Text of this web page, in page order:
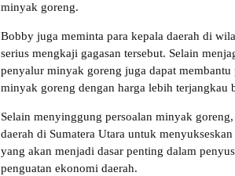
minyak goreng.
Bobby juga meminta para kepala daerah di
serius mengkaji gagasan tersebut. Selain
penyalur minyak goreng juga dapat membantu
minyak goreng dengan harga lebih terjangkau
Selain menyinggung persoalan minyak
daerah di Sumatera Utara untuk
yang akan menjadi dasar penting dalam
penguatan ekonomi daerah.